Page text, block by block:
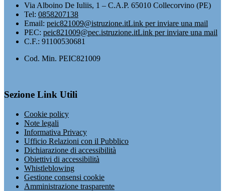
Via Alboino De Iuliis, 1 – C.A.P. 65010 Collecorvino (PE)
Tel: 0858207138
Email: peic821009@istruzione.itLink per inviare una mail
PEC: peic821009@pec.istruzione.itLink per inviare una mail
C.F.: 91100530681
Cod. Min. PEIC821009
Sezione Link Utili
Cookie policy
Note legali
Informativa Privacy
Ufficio Relazioni con il Pubblico
Dichiarazione di accessibilità
Obiettivi di accessibilità
Whistleblowing
Gestione consensi cookie
Amministrazione trasparente